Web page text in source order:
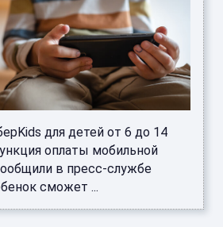
для детей от 6 до 14
оплаты мобильной
в пресс-службе
сможет ...